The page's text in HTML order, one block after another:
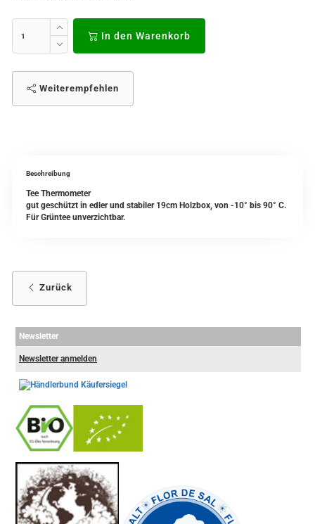
In den Warenkorb
Weiterempfehlen
Beschreibung
Tee Thermometer
gut geschützt in edler und stabiler 19cm Holzbox, von -10° bis 90° C.
Für Grüntee unverzichtbar.
Zurück
Newsletter
Newsletter anmelden